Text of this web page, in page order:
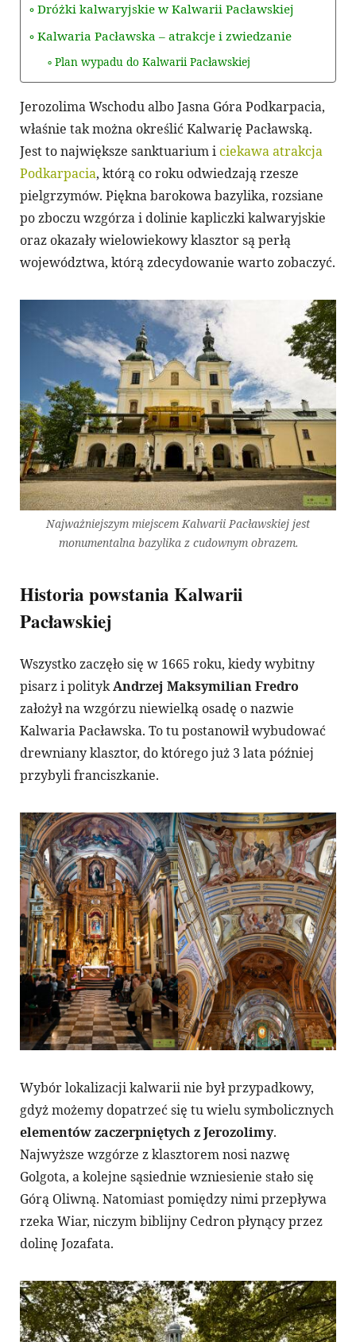
Dróżki kalwaryjskie w Kalwarii Pacławskiej
Kalwaria Pacławska – atrakcje i zwiedzanie
Plan wypadu do Kalwarii Pacławskiej
Jerozolima Wschodu albo Jasna Góra Podkarpacia,
właśnie tak można określić Kalwarię Pacławską.
Jest to największe sanktuarium iciekawa atrakcja
Podkarpacia, którą co roku odwiedzają rzesze
pielgrzymów. Piękna barokowa bazylika, rozsiane
po zboczu wzgórza i dolinie kapliczki kalwaryjskie
oraz okazały wielowiekowy klasztor są perłą
województwa, którą zdecydowanie warto zobaczyć.
Najważniejszym miejscem Kalwarii Pacławskiej jest
monumentalna bazylika z cudownym obrazem.
Historia powstania Kalwarii
Pacławskiej
Wszystko zaczęło się w 1665 roku, kiedy wybitny
pisarz i politykAndrzej Maksymilian Fredro
założył na wzgórzu niewielką osadę o nazwie
Kalwaria Pacławska. To tu postanowił wybudować
drewniany klasztor, do którego już 3 lata później
przybyli franciszkanie.
Wybór lokalizacji kalwarii nie był przypadkowy,
gdyż możemy dopatrzeć się tu wielu symbolicznych
elementów zaczerpniętych z Jerozolimy.
Najwyższe wzgórze z klasztorem nosi nazwę
Golgota, a kolejne sąsiednie wzniesienie stało się
Górą Oliwną. Natomiast pomiędzy nimi przepływa
rzeka Wiar, niczym biblijny Cedron płynący przez
dolinę Jozafata.